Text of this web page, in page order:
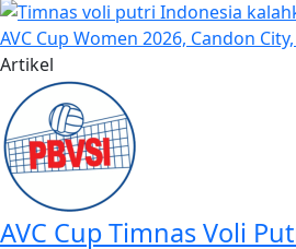
Artikel
AVC Cup Timnas Voli